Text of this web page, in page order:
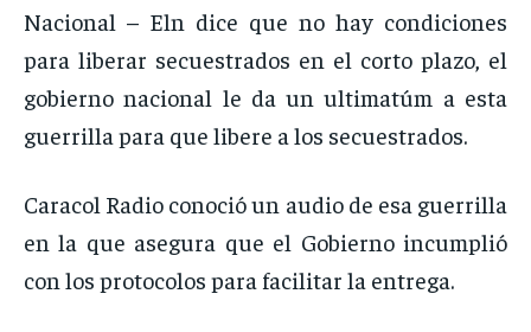
NOSOTROS
INSTITUCIONAL
PUATE CON NOSOTROS
NOSOTROS
INSTITUCIONAL
PUATE CON NOSOTROS
NOSOTROS
INSTITUCIONAL
PUATE CON NOSOTROS
NOSOTROS
INSTITUCIONAL
PUATE CON NOSOTROS
Nacional – Eln dice que no hay condiciones
para liberar secuestrados en el corto plazo, el
gobierno nacional le da un ultimatúm a esta
guerrilla para que libere a los secuestrados.
Caracol Radio conoció un audio de esa guerrilla
en la que asegura que el Gobierno incumplió
con los protocolos para facilitar la entrega.